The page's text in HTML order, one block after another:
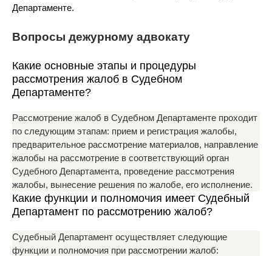
Департаменте.
Вопросы дежурному адвокату
Какие основные этапы и процедуры
рассмотрения жалоб в Судебном
Департаменте?
Рассмотрение жалоб в Судебном Департаменте проходит
по следующим этапам: прием и регистрация жалобы,
предварительное рассмотрение материалов, направление
жалобы на рассмотрение в соответствующий орган
Судебного Департамента, проведение рассмотрения
жалобы, вынесение решения по жалобе, его исполнение.
Какие функции и полномочия имеет Судебный
Департамент по рассмотрению жалоб?
Судебный Департамент осуществляет следующие
функции и полномочия при рассмотрении жалоб: